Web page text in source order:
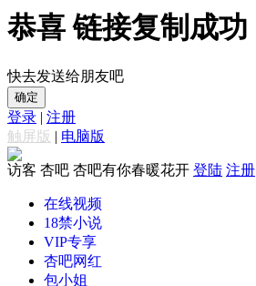
恭喜 链接复制成功
快去发送给朋友吧
确定
登录
注册
触屏版
电脑版
访客 杏吧 杏吧有你春暖花开 登陆 注册
在线视频
18禁小说
VIP专享
杏吧网红
包小姐